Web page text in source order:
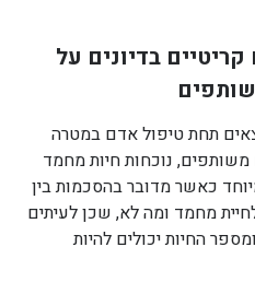
בדיונים על
תחת טיפול אדם במטרה
נוכחות חיות מחמד
כאשר מדובר בהסכמות בין
מחמד ומה לא, שכן לעיתים
החיות יכולים להיות